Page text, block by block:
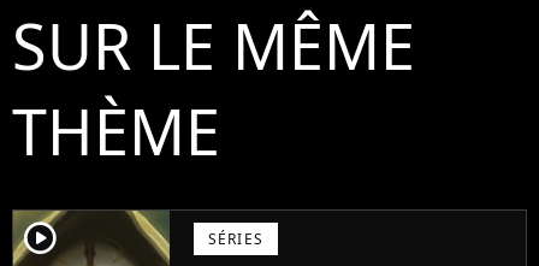
SUR LE MÊME
THÈME
player2 SÉRIES